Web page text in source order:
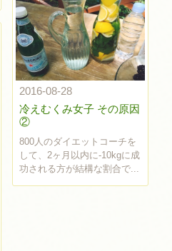
2016-08-28
冷えむくみ女子 その原因
②
800人のダイエットコーチを
して、2ヶ月以内に-10kgに成
功される方が結構な割合で...